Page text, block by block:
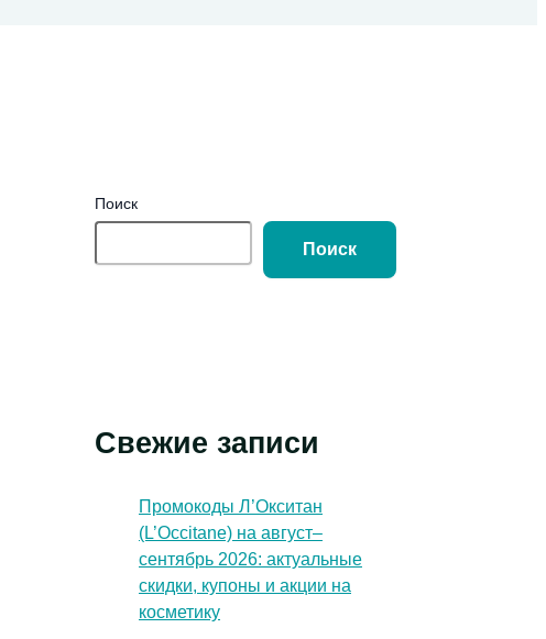
Поиск
Поиск
Свежие записи
Промокоды Л’Окситан
(L’Occitane) на август–
сентябрь 2026: актуальные
скидки, купоны и акции на
косметику